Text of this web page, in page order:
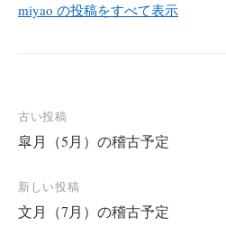
miyao の投稿をすべて表示
投
稿
ナ
ビ
ゲ
古い投稿
皐月（5月）の稽古予定
新しい投稿
文月（7月）の稽古予定